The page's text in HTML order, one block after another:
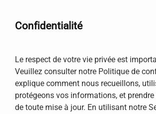
Confidentialité
Le respect de votre vie privée est
Veuillez consulter notre Politique de
explique comment nous recueillons,
protégeons vos informations, et
de toute mise à jour. En utilisant notre